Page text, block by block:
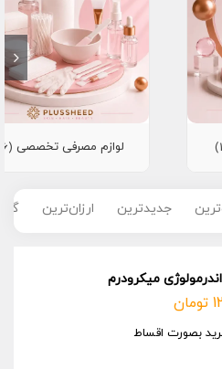
لوازم مصرفی تخصصی (16)
جدیدترین ارزان‌ترین
میکرودرم
تومان
بصورت اقساط